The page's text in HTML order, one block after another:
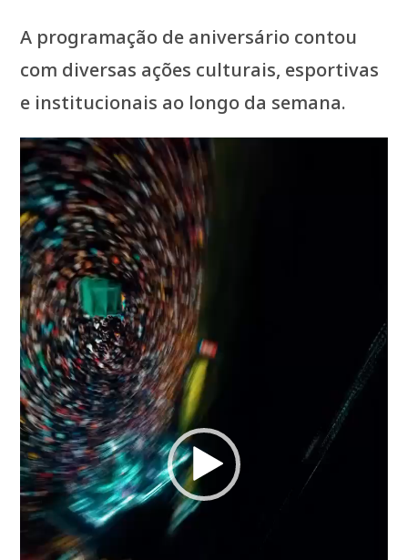
A programação de aniversário contou
com diversas ações culturais, esportivas
e institucionais ao longo da semana.
Tocador
de
vídeo